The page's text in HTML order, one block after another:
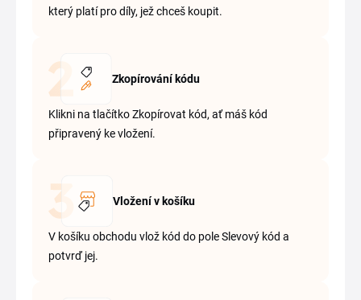
který platí pro díly, jež chceš koupit.
Zkopírování kódu
Klikni na tlačítko Zkopírovat kód, ať máš kód
připravený ke vložení.
Vložení v košíku
V košíku obchodu vlož kód do pole Slevový kód a
potvrď jej.